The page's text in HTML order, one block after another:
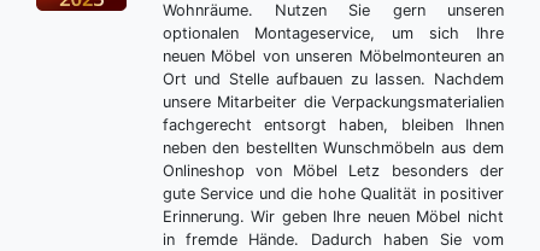
Wohnräume. Nutzen Sie gern unseren
optionalen Montageservice, um sich Ihre
neuen Möbel von unseren Möbelmonteuren an
Ort und Stelle aufbauen zu lassen. Nachdem
unsere Mitarbeiter die Verpackungsmaterialien
fachgerecht entsorgt haben, bleiben Ihnen
neben den bestellten Wunschmöbeln aus dem
Onlineshop von Möbel Letz besonders der
gute Service und die hohe Qualität in positiver
Erinnerung. Wir geben Ihre neuen Möbel nicht
in fremde Hände. Dadurch haben Sie vom